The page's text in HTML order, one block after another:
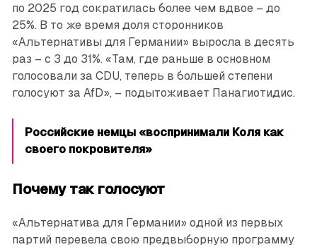
по 2025 год сократилась более чем вдвое – до
25%. В то же время доля сторонников
«Альтернативы для Германии» выросла в десять
раз – с 3 до 31%. «Там, где раньше в основном
голосовали за CDU, теперь в большей степени
голосуют за AfD», – подытоживает Панагиотидис.
Российские немцы «воспринимали Коля как
своего покровителя»
Почему так голосуют
«Альтернатива для Германии» одной из первых
партий перевела свою предвыборную программу